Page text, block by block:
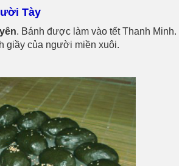
Tày
. Bánh được làm vào tết Thanh Minh.
giầy của người miền xuôi.